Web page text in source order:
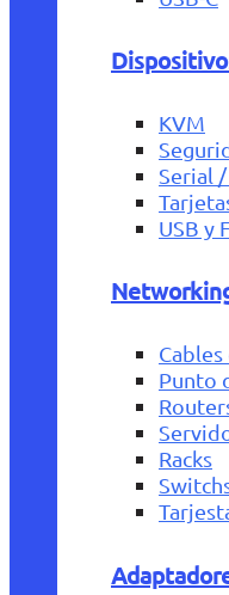
KVM
Serial
USB y
Punto
Racks